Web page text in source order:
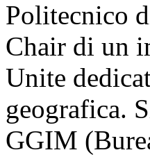
Politecnico
Chair di un
Unite
geografica.
GGIM